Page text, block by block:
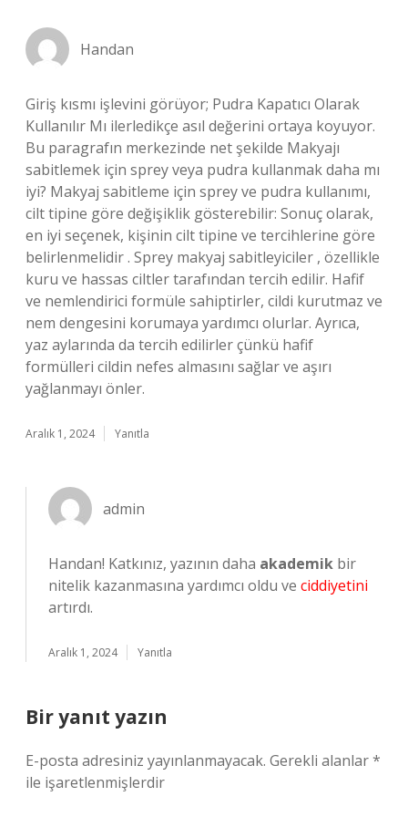
Handan
Giriş kısmı işlevini görüyor; Pudra Kapatıcı Olarak
Kullanılır Mı ilerledikçe asıl değerini ortaya koyuyor.
Bu paragrafın merkezinde net şekilde Makyajı
sabitlemek için sprey veya pudra kullanmak daha mı
iyi? Makyaj sabitleme için sprey ve pudra kullanımı,
cilt tipine göre değişiklik gösterebilir: Sonuç olarak,
en iyi seçenek, kişinin cilt tipine ve tercihlerine göre
belirlenmelidir . Sprey makyaj sabitleyiciler , özellikle
kuru ve hassas ciltler tarafından tercih edilir. Hafif
ve nemlendirici formüle sahiptirler, cildi kurutmaz ve
nem dengesini korumaya yardımcı olurlar. Ayrıca,
yaz aylarında da tercih edilirler çünkü hafif
formülleri cildin nefes almasını sağlar ve aşırı
yağlanmayı önler.
Aralık 1, 2024 Yanıtla
admin
Handan! Katkınız, yazının daha akademik bir
nitelik kazanmasına yardımcı oldu ve ciddiyetini
artırdı.
Aralık 1, 2024 Yanıtla
Bir yanıt yazın
E-posta adresiniz yayınlanmayacak. Gerekli alanlar*
ile işaretlenmişlerdir